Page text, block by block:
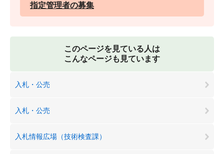
指定管理者の募集
このページを見ている人は
こんなページも見ています
入札・公売
入札・公売
入札情報広場（技術検査課）